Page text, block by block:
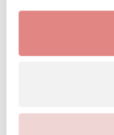
De
winter waarin
jassen en